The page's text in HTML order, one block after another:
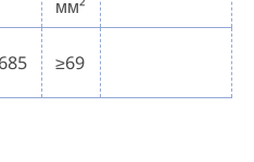
мм²
≥69